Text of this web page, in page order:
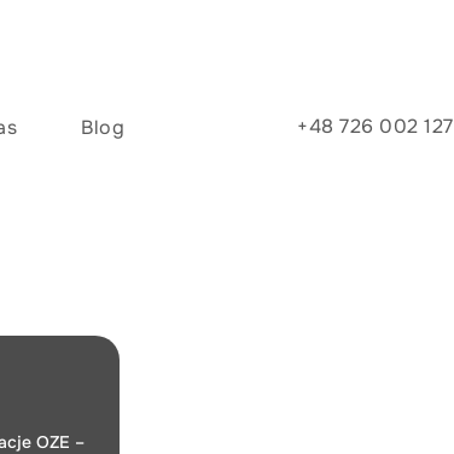
+48 726 002 127
Blog
OZE –